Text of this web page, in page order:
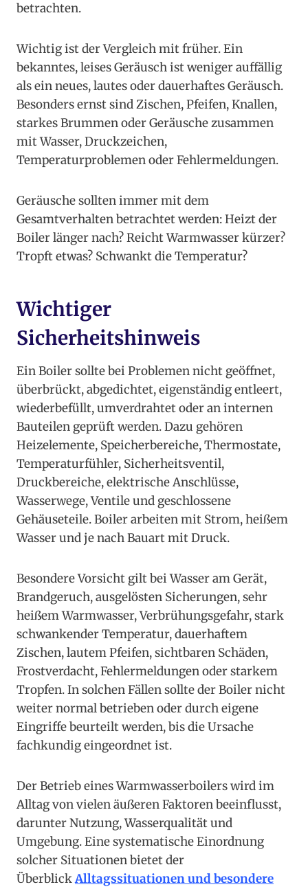
betrachten.
Wichtig ist der Vergleich mit früher. Ein
bekanntes, leises Geräusch ist weniger auffällig
als ein neues, lautes oder dauerhaftes Geräusch.
Besonders ernst sind Zischen, Pfeifen, Knallen,
starkes Brummen oder Geräusche zusammen
mit Wasser, Druckzeichen,
Temperaturproblemen oder Fehlermeldungen.
Geräusche sollten immer mit dem
Gesamtverhalten betrachtet werden: Heizt der
Boiler länger nach? Reicht Warmwasser kürzer?
Tropft etwas? Schwankt die Temperatur?
Wichtiger
Sicherheitshinweis
Ein Boiler sollte bei Problemen nicht geöffnet,
überbrückt, abgedichtet, eigenständig entleert,
wiederbefüllt, umverdrahtet oder an internen
Bauteilen geprüft werden. Dazu gehören
Heizelemente, Speicherbereiche, Thermostate,
Temperaturfühler, Sicherheitsventil,
Druckbereiche, elektrische Anschlüsse,
Wasserwege, Ventile und geschlossene
Gehäuseteile. Boiler arbeiten mit Strom, heißem
Wasser und je nach Bauart mit Druck.
Besondere Vorsicht gilt bei Wasser am Gerät,
Brandgeruch, ausgelösten Sicherungen, sehr
heißem Warmwasser, Verbrühungsgefahr, stark
schwankender Temperatur, dauerhaftem
Zischen, lautem Pfeifen, sichtbaren Schäden,
Frostverdacht, Fehlermeldungen oder starkem
Tropfen. In solchen Fällen sollte der Boiler nicht
weiter normal betrieben oder durch eigene
Eingriffe beurteilt werden, bis die Ursache
fachkundig eingeordnet ist.
Der Betrieb eines Warmwasserboilers wird im
Alltag von vielen äußeren Faktoren beeinflusst,
darunter Nutzung, Wasserqualität und
Umgebung. Eine systematische Einordnung
solcher Situationen bietet der
ÜberblickAlltagssituationen und besondere